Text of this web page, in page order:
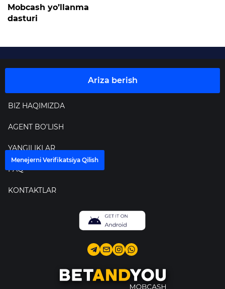
Mobcash yo’llanma
dasturi
BIZ HAQIMIZDA
AGENT BO’LISH
YANGILIKLAR
FAQ
KONTAKTLAR
Ariza berish
Menejerni Verifikatsiya Qilish